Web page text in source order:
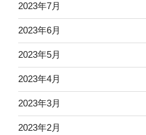
2023年7月
2023年6月
2023年5月
2023年4月
2023年3月
2023年2月